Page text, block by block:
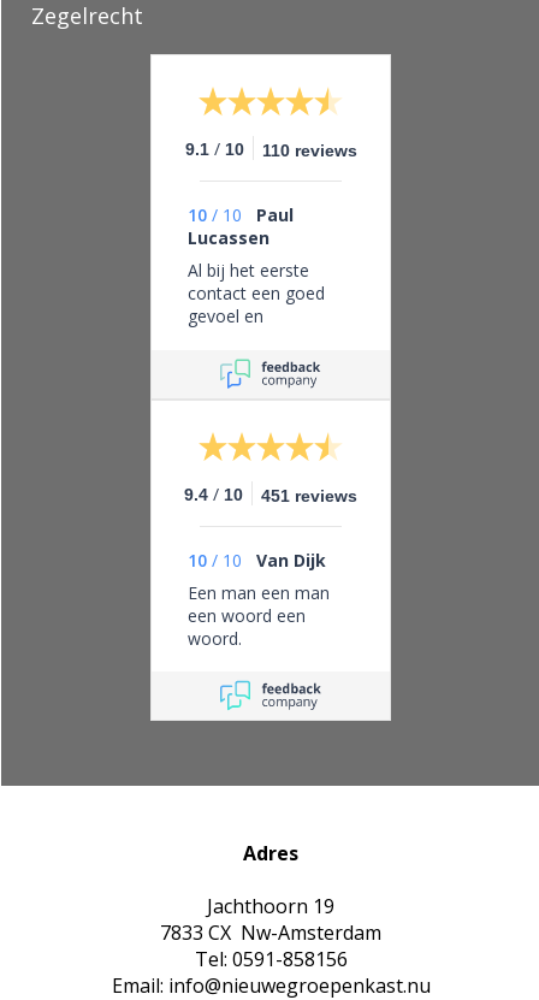
Zegelrecht
9.1 / 10 110 reviews
10 / 10
Paul
Lucassen
Al bij het eerste
contact een goed
gevoel en
bedrijf, eerlijk zaken
doen en leveren wat
je belooft.
9.4 / 10 451 reviews
10 / 10
Van Dijk
Een man een man
een woord een
woord.
Adres
Jachthoorn 19
7833 CX Nw-Amsterdam
Tel: 0591-858156
Email: info@nieuwegroepenkast.nu